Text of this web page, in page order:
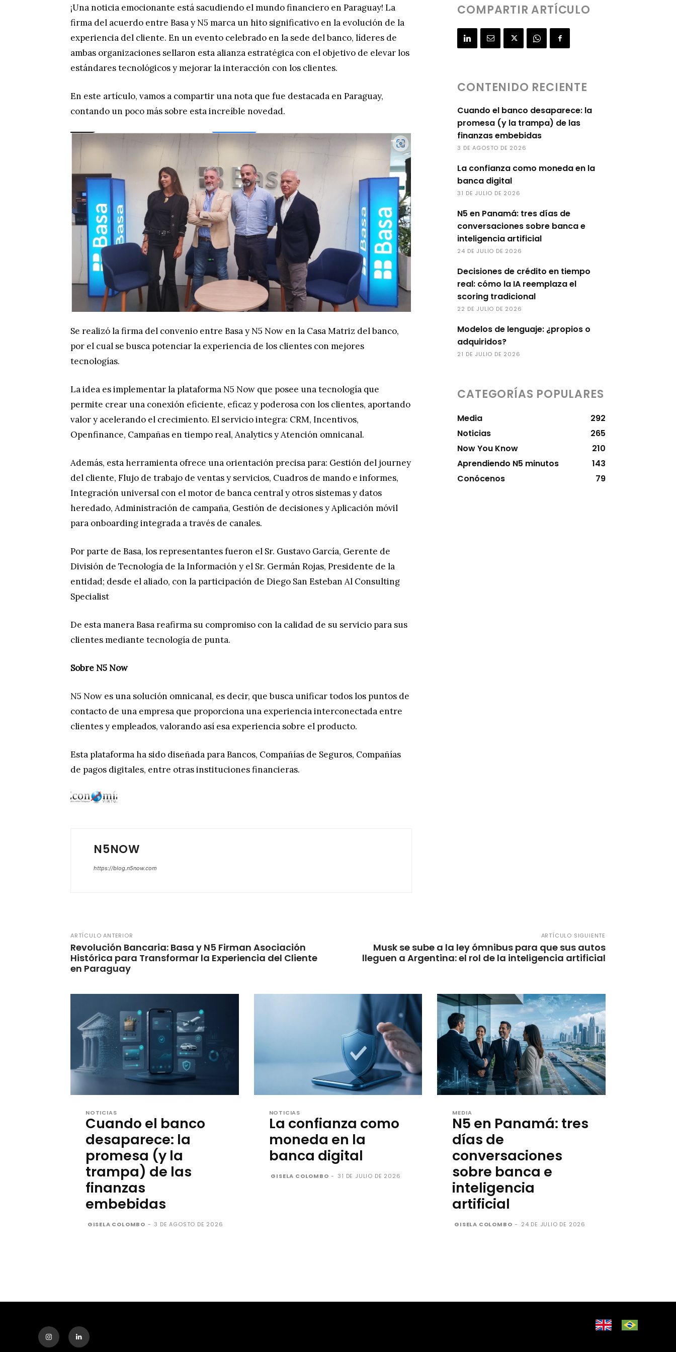
¡Una noticia emocionante está sacudiendo el mundo financiero en Paraguay! La
firma del acuerdo entre Basa y N5 marca un hito significativo en la evolución de la
experiencia del cliente. En un evento celebrado en la sede del banco, líderes de
ambas organizaciones sellaron esta alianza estratégica con el objetivo de elevar los
estándares tecnológicos y mejorar la interacción con los clientes.
En este artículo, vamos a compartir una nota que fue destacada en Paraguay,
contando un poco más sobre esta increíble novedad.
Se realizó la firma del convenio entre Basa y N5 Now en la Casa Matriz del banco,
por el cual se busca potenciar la experiencia de los clientes con mejores
tecnologías.
La idea es implementar la plataforma N5 Now que posee una tecnología que
permite crear una conexión eficiente, eficaz y poderosa con los clientes, aportando
valor y acelerando el crecimiento. El servicio integra: CRM, Incentivos,
Openfinance, Campañas en tiempo real, Analytics y Atención omnicanal.
Además, esta herramienta ofrece una orientación precisa para: Gestión del journey
del cliente, Flujo de trabajo de ventas y servicios, Cuadros de mando e informes,
Integración universal con el motor de banca central y otros sistemas y datos
heredado, Administración de campaña, Gestión de decisiones y Aplicación móvil
para onboarding integrada a través de canales.
Por parte de Basa, los representantes fueron el Sr. Gustavo García, Gerente de
División de Tecnología de la Información y el Sr. Germán Rojas, Presidente de la
entidad; desde el aliado, con la participación de Diego San Esteban Al Consulting
Specialist
De esta manera Basa reafirma su compromiso con la calidad de su servicio para sus
clientes mediante tecnología de punta.
Sobre N5 Now
N5 Now es una solución omnicanal, es decir, que busca unificar todos los puntos de
contacto de una empresa que proporciona una experiencia interconectada entre
clientes y empleados, valorando así esa experiencia sobre el producto.
Esta plataforma ha sido diseñada para Bancos, Compañías de Seguros, Compañías
de pagos digitales, entre otras instituciones financieras.
N5NOW
https://blog.n5now.com
COMPARTIR ARTÍCULO
CONTENIDO RECIENTE
Cuando el banco desaparece: la
promesa (y la trampa) de las
finanzas embebidas
3 DE AGOSTO DE 2026
La confianza como moneda en la
banca digital
31 DE JULIO DE 2026
N5 en Panamá: tres días de
conversaciones sobre banca e
inteligencia artificial
24 DE JULIO DE 2026
Decisiones de crédito en tiempo
real: cómo la IA reemplaza el
scoring tradicional
22 DE JULIO DE 2026
Modelos de lenguaje: ¿propios o
adquiridos?
21 DE JULIO DE 2026
CATEGORÍAS POPULARES
Media
292
Noticias
265
Now You Know
210
Aprendiendo N5 minutos
143
Conócenos
79
ARTÍCULO ANTERIOR
Revolución Bancaria: Basa y N5 Firman Asociación
Histórica para Transformar la Experiencia del Cliente
en Paraguay
ARTÍCULO SIGUIENTE
Musk se sube a la ley ómnibus para que sus autos
lleguen a Argentina: el rol de la inteligencia artificial
NOTICIAS
Cuando el banco
desaparece: la
promesa (y la
trampa) de las
finanzas
embebidas
GISELA COLOMBO - 3 DE AGOSTO DE 2026
NOTICIAS
La confianza como
moneda en la
banca digital
GISELA COLOMBO - 31 DE JULIO DE 2026
MEDIA
N5 en Panamá: tres
días de
conversaciones
sobre banca e
inteligencia
artificial
GISELA COLOMBO - 24 DE JULIO DE 2026